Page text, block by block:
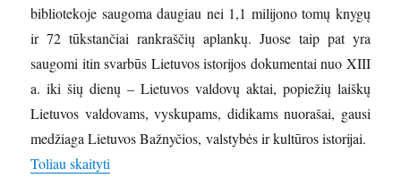
bibliotekoje saugoma daugiau nei 1,1 milijono tomų knygų
ir 72 tūkstančiai rankraščių aplankų. Juose taip pat yra
saugomi itin svarbūs Lietuvos istorijos dokumentai nuo XIII
a. iki šių dienų – Lietuvos valdovų aktai, popiežių laiškų
Lietuvos valdovams, vyskupams, didikams nuorašai, gausi
medžiaga Lietuvos Bažnyčios, valstybės ir kultūros istorijai.
Toliau skaityti